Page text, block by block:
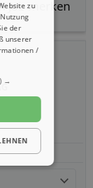
zu
der
unserer
/
→